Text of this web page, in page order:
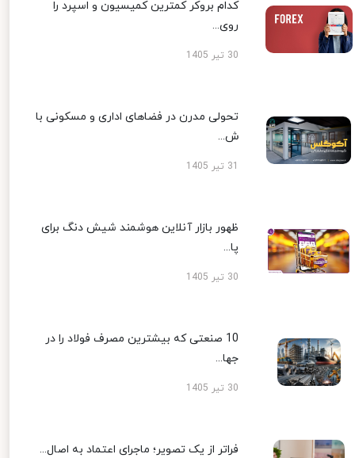
کدام بروکر کمترین کمیسیون و اسپرد را
روی...
30 تیر 1405
تحولی مدرن در فضاهای اداری و مسکونی با
ش...
ظهور بازار آنلاین هوشمند شیش دنگ برای
پا...
30 تیر 1405
10 صنعتی که بیشترین مصرف فولاد را در
جها...
30 تیر 1405
فراتر از یک تصویر؛ ماجرای اعتماد به اصال...